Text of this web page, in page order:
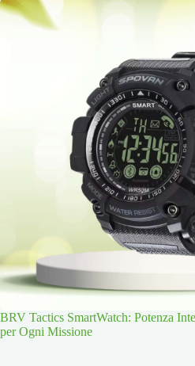
BRV Tactics SmartWatch: Potenza
per Ogni Missione